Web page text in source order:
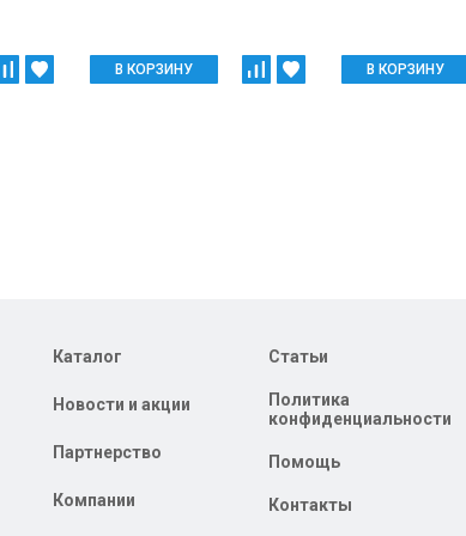
В КОРЗИНУ В КОРЗИНУ
Каталог
Новости и акции
Партнерство
Компании
Статьи
Политика
конфиденциальности
Помощь
Контакты